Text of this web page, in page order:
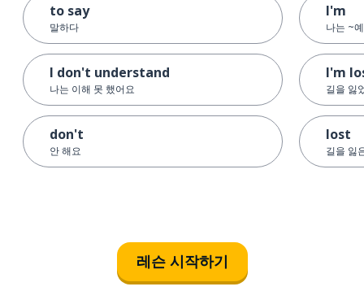
to say
말하다
I don't understand
나는 이해 못 했어요
don't
안 해요
I'm
나는 ~
I'm
길을 잃
lost
길을 잃
레슨 시작하기